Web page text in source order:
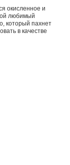
окисленное и
любимый
который пахнет
в качестве